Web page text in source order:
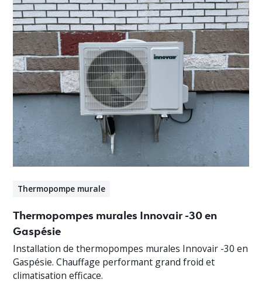
Thermopompe murale
Thermopompes murales Innovair -30 en
Gaspésie
Installation de thermopompes murales Innovair -30 en
Gaspésie. Chauffage performant grand froid et
climatisation efficace.